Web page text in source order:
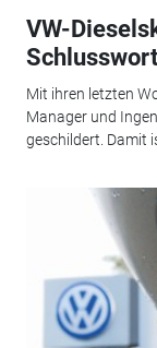
VW-
Mit ihren letzten
Manager und
geschildert. Damit